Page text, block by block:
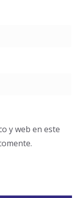
y web en este